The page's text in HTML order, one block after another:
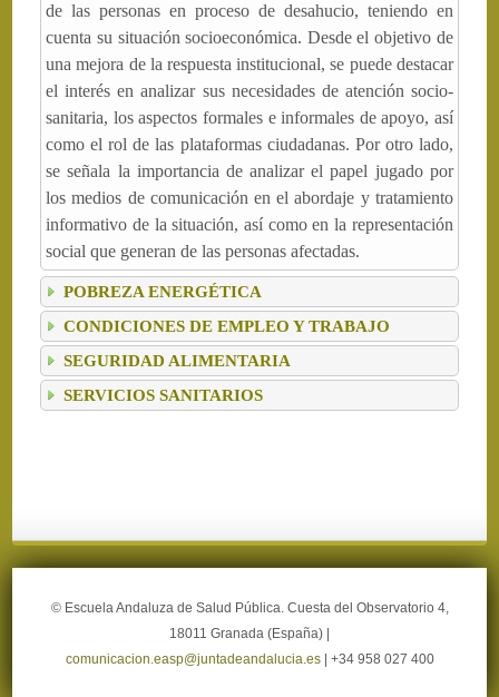
de las personas en proceso de desahucio, teniendo en
cuenta su situación socioeconómica. Desde el objetivo de
una mejora de la respuesta institucional, se puede destacar
el interés en analizar sus necesidades de atención socio-
sanitaria, los aspectos formales e informales de apoyo, así
como el rol de las plataformas ciudadanas. Por otro lado,
se señala la importancia de analizar el papel jugado por
los medios de comunicación en el abordaje y tratamiento
informativo de la situación, así como en la representación
social que generan de las personas afectadas.
POBREZA ENERGÉTICA
CONDICIONES DE EMPLEO Y TRABAJO
SEGURIDAD ALIMENTARIA
SERVICIOS SANITARIOS
© Escuela Andaluza de Salud Pública. Cuesta del Observatorio 4,
18011 Granada (España) |
comunicacion.easp@juntadeandalucia.es| +34 958 027 400